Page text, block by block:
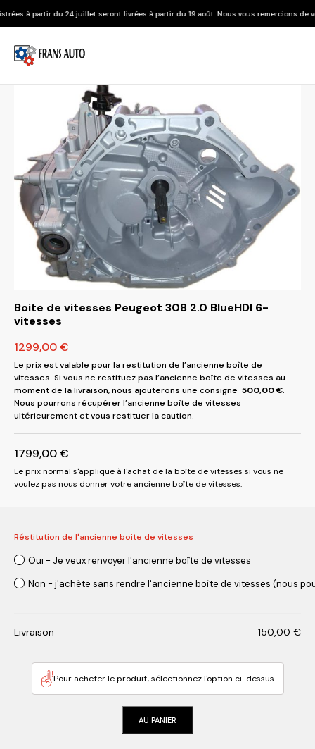
seront livrées à partir du 19 août. Nous vous remercions de votre
Boite de vitesses Peugeot 308 2.0 BlueHDI 6-
vitesses
1299,00€
Le prix est valable pour la restitution de l’ancienne boîte de
vitesses. Si vous ne restituez pas l’ancienne boîte de vitesses au
moment de la livraison, nous ajouterons une consigne 500,00€.
Nous pourrons récupérer l’ancienne boîte de vitesses
ultérieurement et vous restituer la caution.
1799,00€
Le prix normal s'applique à l'achat de la boîte de vitesses si vous ne
voulez pas nous donner votre ancienne boîte de vitesses.
Réstitution de l'ancienne boite de vitesses
Oui - Je veux renvoyer l'ancienne boîte de vitesses
Non - j'achète sans rendre l'ancienne boîte de vitesses (nous
Livraison 150,00 €
Pour acheter le produit, sélectionnez l'option ci-dessus
AU PANIER